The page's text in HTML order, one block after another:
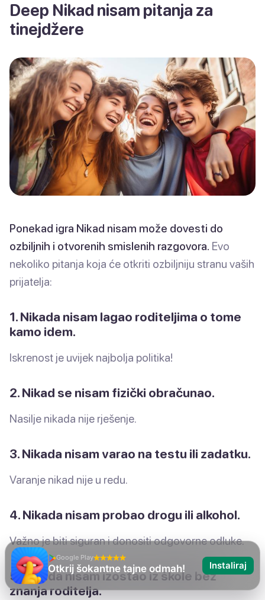
Deep Nikad nisam pitanja za
tinejdžere
Ponekad igra Nikad nisam može dovesti do
ozbiljnih i otvorenih smislenih razgovora. Evo
nekoliko pitanja koja će otkriti ozbiljniju stranu vaših
prijatelja:
1. Nikada nisam lagao roditeljima o tome
kamo idem.
Iskrenost je uvijek najbolja politika!
2. Nikad se nisam fizički obračunao.
Nasilje nikada nije rješenje.
3. Nikada nisam varao na testu ili zadatku.
Varanje nikad nije u redu.
4. Nikada nisam probao drogu ili alkohol.
Važno je biti siguran i donositi odgovorne odluke.
5. Nikada nisam izostao iz škole bez
znanja roditelja.
Google Play
Nikad nisam Instaliraj